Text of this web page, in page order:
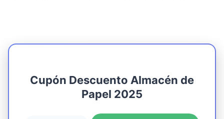
Cupón Descuento Almacén de
Papel 2025